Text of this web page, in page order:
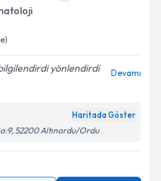
yönlendirdi
Devamı
Haritada Göster
52200 Altınordu/Ordu